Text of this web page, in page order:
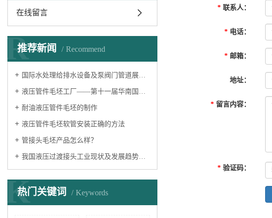
在线留言
推荐新闻 Recommend
R
国际水处理给排水设备及泵阀门管道展览会——液压过渡接头厂家
液压管件毛坯工厂——第十一届华南国际流体机械及泵阀展览会
耐油液压管件毛坯的制作
液压管件毛坯软管安装正确的方法
管接头毛坯产品怎么样？
我国液压过渡接头工业现状及发展趋势分析
热门关键词 Keywords
K
* 联系人：
* 电话：
* 邮箱：
地址：
* 留言内容：
* 验证码：